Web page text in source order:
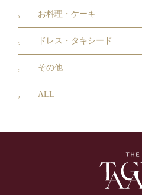
お料理・ケーキ
ドレス・タキシード
その他
ALL